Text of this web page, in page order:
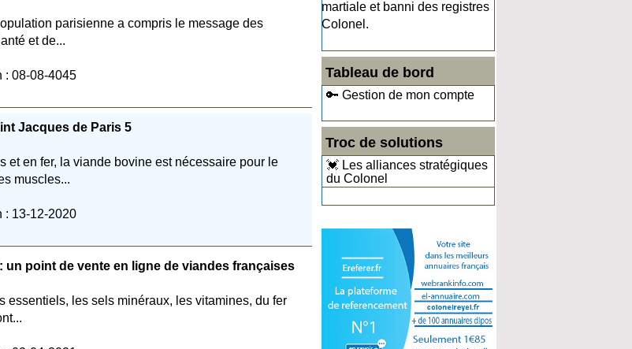
martiale et banni des registres
Colonel.
Tableau de bord
🔑 Gestion de mon compte
Troc de solutions
💓 Les alliances stratégiques
du Colonel
parisienne a compris le message des
et de...
: 08-08-4045
Jacques de Paris 5
et en fer, la viande bovine est nécessaire pour le
muscles...
: 13-12-2020
un point de vente en ligne de viandes françaises
essentiels, les sels minéraux, les vitamines, du fer